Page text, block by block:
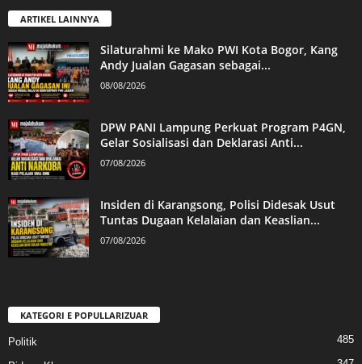
ARTIKEL LAINNYA
Silaturahmi ke Mako PWI Kota Bogor, Kang
Andy Jualan Gagasan sebagai...
08/08/2026
DPW PANI Lampung Perkuat Program P4GN,
Gelar Sosialisasi dan Deklarasi Anti...
07/08/2026
Insiden di Karangsong, Polisi Didesak Usut
Tuntas Dugaan Kelalaian dan Keaslian...
07/08/2026
KATEGORI E POPULLARIZUAR
Politik 485